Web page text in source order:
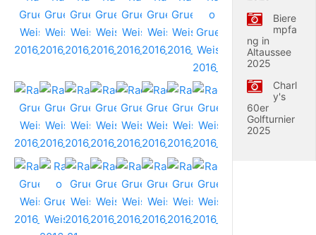
Biere
mpfa
ng in
Altaussee
2025
Charl
y's
60er
Golfturnier
2025